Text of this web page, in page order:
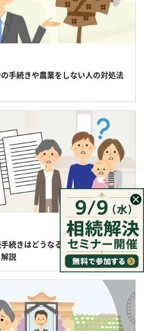
手続きや農業をしない人の対処法
続きはどうなる？遺言に納得でき
説